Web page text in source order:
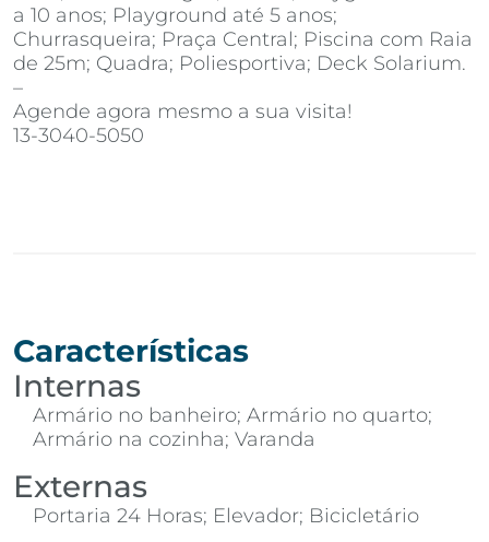
a 10 anos; Playground até 5 anos;
Churrasqueira; Praça Central; Piscina com Raia
de 25m; Quadra; Poliesportiva; Deck Solarium.
–
Agende agora mesmo a sua visita!
13-3040-5050
Características
Internas
Armário no banheiro; Armário no quarto;
Armário na cozinha; Varanda
Externas
Portaria 24 Horas; Elevador; Bicicletário